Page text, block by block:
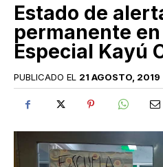
Estado de
permanente
Especial Kayú
PUBLICADO EL 21 AGOSTO, 2019